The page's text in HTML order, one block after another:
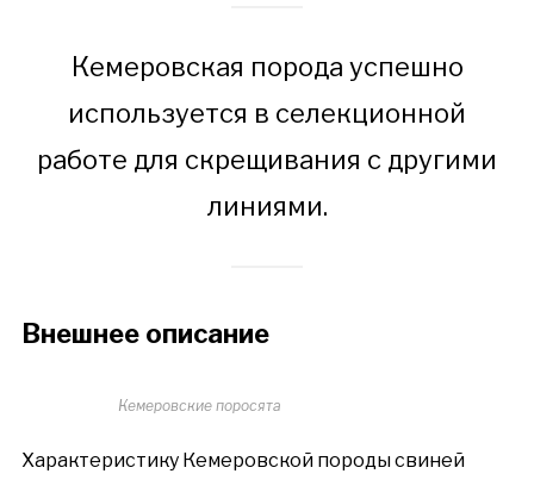
Кемеровская порода успешно
используется в селекционной
работе для скрещивания с другими
линиями.
Внешнее описание
Кемеровские поросята
Характеристику Кемеровской породы свиней